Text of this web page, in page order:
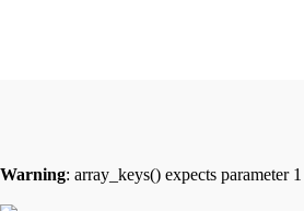
Warning: array_keys() expects parameter